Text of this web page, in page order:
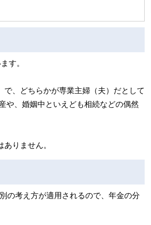
す。
、どちらかが専業主婦（夫）だとして
や、婚姻中といえども相続などの偶然
りません。
の考え方が適用されるので、年金の分